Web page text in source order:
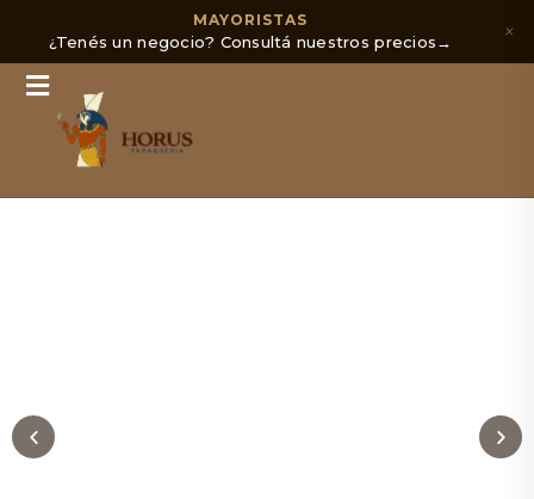
MAYORISTAS
¿Tenés un negocio? Consultá nuestros precios→ ×